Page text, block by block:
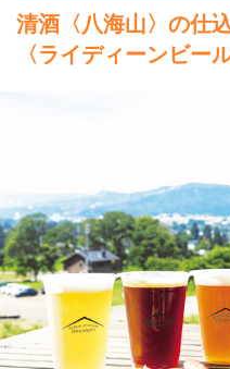
清酒〈八海山〉の仕
〈ライディーンビール